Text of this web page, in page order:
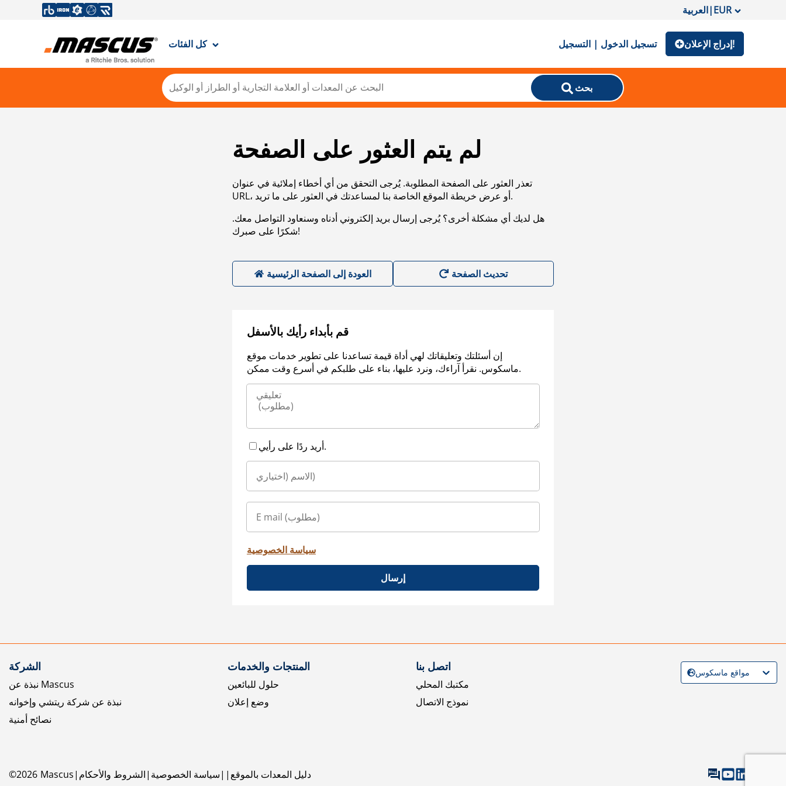
العربية|EUR
كل الفئات تسجيل الدخول | التسجيل إدراج الإعلان!
بحث
لم يتم العثور على الصفحة
تعذر العثور على الصفحة المطلوبة. يُرجى التحقق من أي أخطاء إملائية في عنوان
URL، أو عرض خريطة الموقع الخاصة بنا لمساعدتك في العثور على ما تريد.
هل لديك أي مشكلة أخرى؟ يُرجى إرسال بريد إلكتروني أدناه وسنعاود التواصل معك.
شكرًا على صبرك!
العودة إلى الصفحة الرئيسية
قم بأبداء رأيك بالأسفل
إن أسئلتك وتعليقاتك لهي أداة قيمة تساعدنا على تطوير خدمات موقع
ماسكوس. نقرأ آراءك، ونرد عليها، بناء على طلبكم في أسرع وقت ممكن.
أريد ردًا على رأيي.
سياسة الخصوصية
إرسال
الشركة
نبذة عن Mascus
نبذة عن شركة ريتشي وإخوانه
نصائح أمنية
المنتجات والخدمات
حلول للبائعين
وضع إعلان
اتصل بنا
مكتبك المحلي
نموذج الاتصال
©2026 Mascus الشروط والأحكام سياسة الخصوصية دليل المعدات بالموقع
مواقع ماسكوس